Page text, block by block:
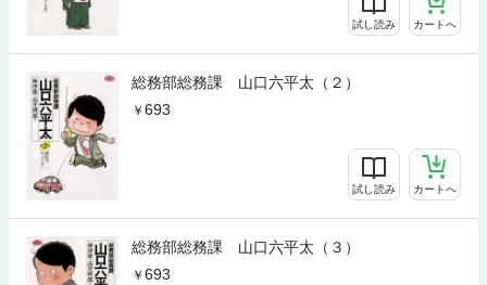
試し読み カートへ
総務部総務課 山口六平太（２）
693
試し読み カートへ
総務部総務課 山口六平太（３）
693